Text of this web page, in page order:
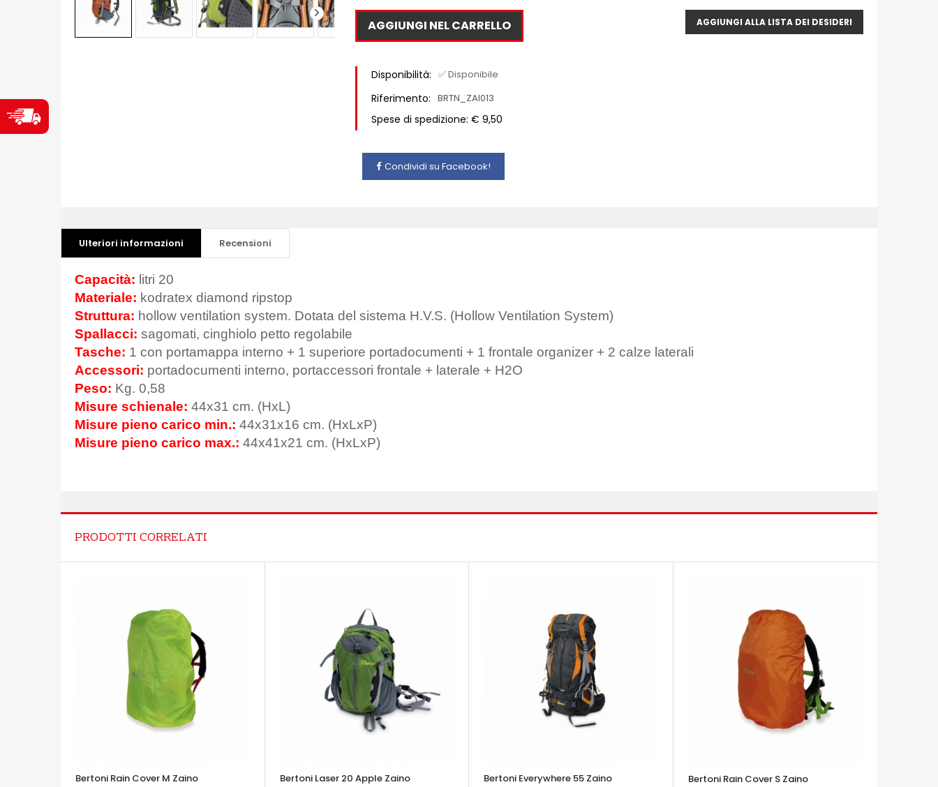
AGGIUNGI NEL CARRELLO AGGIUNGI ALLA LISTA DEI DESIDERI
Disponibilità: ✅ Disponibile
Riferimento: BRTN_ZAI013
Spese di spedizione: € 9,50
Condividi su Facebook!
Ulteriori informazioni Recensioni
Capacità: litri 20
Materiale: kodratex diamond ripstop
Struttura: hollow ventilation system. Dotata del sistema H.V.S. (Hollow Ventilation System)
Spallacci: sagomati, cinghiolo petto regolabile
Tasche: 1 con portamappa interno + 1 superiore portadocumenti + 1 frontale organizer + 2 calze laterali
Accessori: portadocumenti interno, portaccessori frontale + laterale + H2O
Peso: Kg. 0,58
Misure schienale: 44x31 cm. (HxL)
Misure pieno carico min.: 44x31x16 cm. (HxLxP)
Misure pieno carico max.: 44x41x21 cm. (HxLxP)
PRODOTTI CORRELATI
Bertoni Rain Cover M Zaino Bertoni Laser 20 Apple Zaino Bertoni Everywhere 55 Zaino Bertoni Rain Cover S Zaino